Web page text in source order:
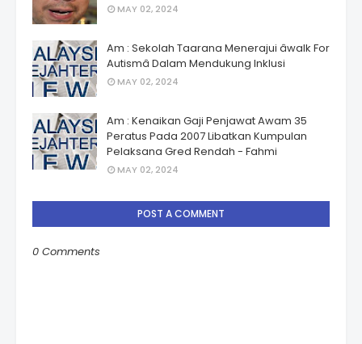
MAY 02, 2024
Am : Sekolah Taarana Menerajui âwalk For
Autismâ Dalam Mendukung Inklusi
MAY 02, 2024
Am : Kenaikan Gaji Penjawat Awam 35
Peratus Pada 2007 Libatkan Kumpulan
Pelaksana Gred Rendah - Fahmi
MAY 02, 2024
POST A COMMENT
0 Comments